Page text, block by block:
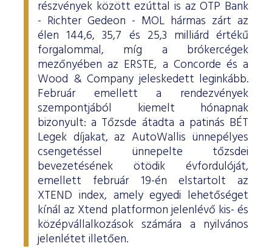
részvények között ezúttal is az OTP Bank
- Richter Gedeon - MOL hármas zárt az
élen 144,6, 35,7 és 25,3 milliárd értékű
forgalommal, míg a brókercégek
mezőnyében az ERSTE, a Concorde és a
Wood & Company jeleskedett leginkább.
Február emellett a rendezvények
szempontjából kiemelt hónapnak
bizonyult: a Tőzsde átadta a patinás BÉT
Legek díjakat, az AutoWallis ünnepélyes
csengetéssel ünnepelte tőzsdei
bevezetésének ötödik évfordulóját,
emellett február 19-én elstartolt az
XTEND index, amely egyedi lehetőséget
kínál az Xtend platformon jelenlévő kis- és
középvállalkozások számára a nyilvános
jelenlétet illetően.